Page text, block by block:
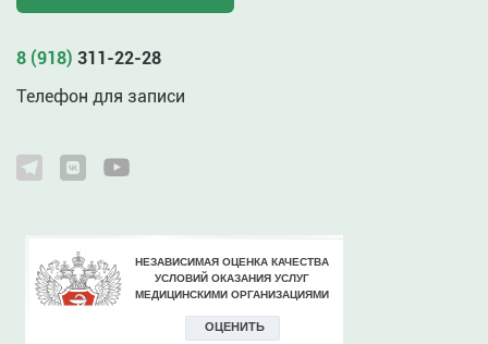
8 (918) 311-22-28
Телефон для записи